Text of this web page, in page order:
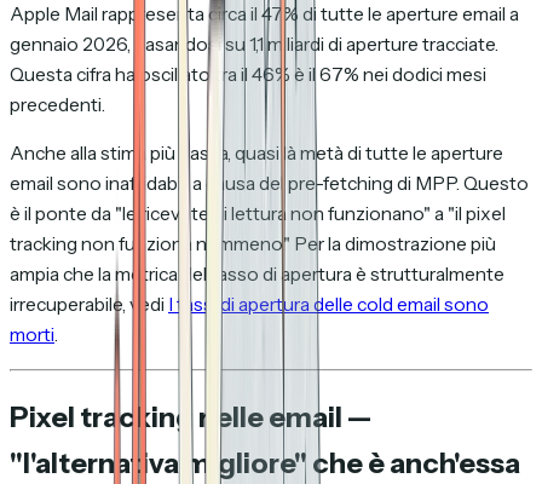
Apple Mail rappresenta circa il 47% di tutte le aperture email a
gennaio 2026, basandosi su 1,1 miliardi di aperture tracciate.
Questa cifra ha oscillato tra il 46% è il 67% nei dodici mesi
precedenti.
Anche alla stima più bassa, quasi là metà di tutte le aperture
email sono inaffidabili a causa del pre-fetching di MPP. Questo
è il ponte da "le ricevute di lettura non funzionano" a "il pixel
tracking non funziona nemmeno." Per la dimostrazione più
ampia che la metrica del tasso di apertura è strutturalmente
irrecuperabile, vedi I tassi di apertura delle cold email sono
morti.
Pixel tracking nelle email —
"l'alternativa migliore" che è anch'essa